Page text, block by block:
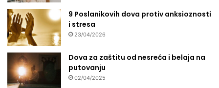
9 Poslanikovih dova protiv anksioznosti
i stresa
23/04/2026
Dova za zaštitu od nesreća i belaja na
putovanju
02/04/2025